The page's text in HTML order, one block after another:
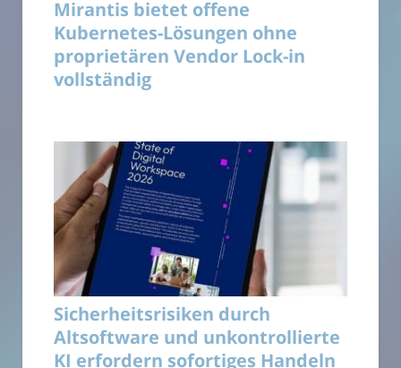
Mirantis bietet offene
Kubernetes-Lösungen ohne
proprietären Vendor Lock-in
vollständig
Sicherheitsrisiken durch
Altsoftware und unkontrollierte
KI erfordern sofortiges Handeln